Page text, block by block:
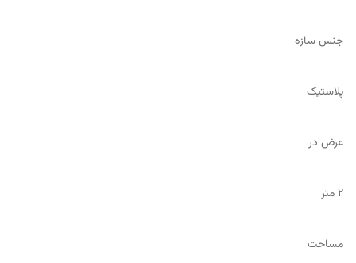
جنس سازه
پلاستیک
عرض در
2 متر
مساحت